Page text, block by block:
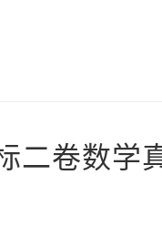
二卷数学